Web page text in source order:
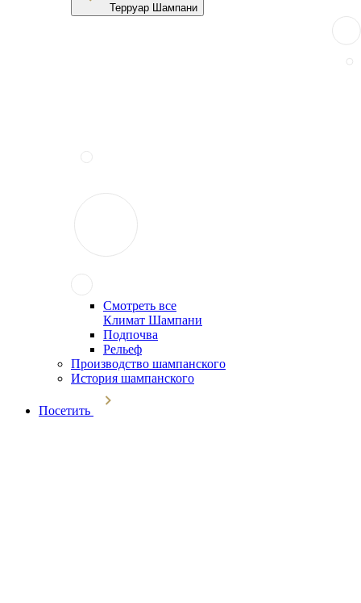
Терруар Шампани
Смотреть все
Климат Шампани
Подпочва
Рельеф
Производство шампанского
История шампанского
Посетить